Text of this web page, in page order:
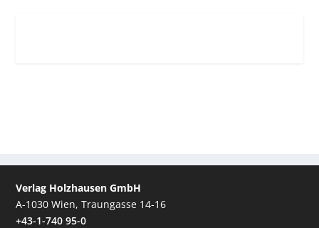
Verlag Holzhausen GmbH
A-1030 Wien, Traungasse 14-16
+43-1-740 95-0